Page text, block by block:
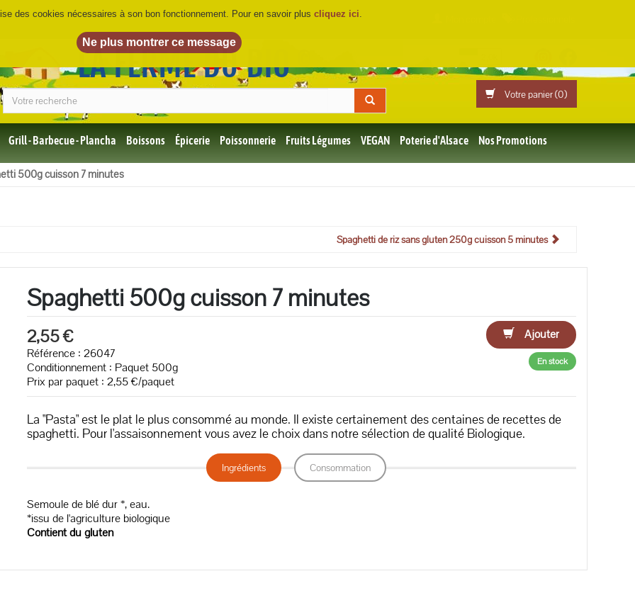
LA FERME DU BIO
Votre panier (0)
Grill - Barbecue - Plancha Boissons Épicerie Poissonnerie Fruits Légumes VEGAN Poterie d'Alsace Nos Promotions
500g cuisson 7 minutes
Spaghetti de riz sans gluten 250g cuisson 5 minutes
Spaghetti 500g cuisson 7 minutes
2,55 €
Ajouter
Référence : 26047
Conditionnement : Paquet 500g
Prix par paquet : 2,55 €/paquet
En stock
La "Pasta" est le plat le plus consommé au monde. Il existe certainement des centaines de recettes de
spaghetti. Pour l'assaisonnement vous avez le choix dans notre sélection de qualité Biologique.
Ingrédients Consommation
Semoule de blé dur *, eau.
*issu de l'agriculture biologique
Contient du gluten
des cookies nécessaires à son bon fonctionnement. Pour en savoir plus cliquez ici.